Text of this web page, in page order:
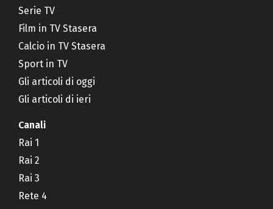
Serie TV
Film in TV Stasera
Calcio in TV Stasera
Sport in TV
Gli articoli di oggi
Gli articoli di ieri
Canali
Rai 1
Rai 2
Rai 3
Rete 4